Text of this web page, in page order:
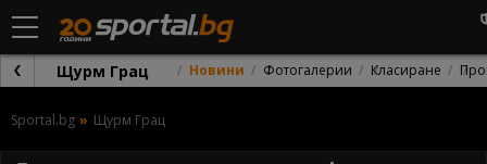
Щурм Грац Новини Фотогалерии Класиране
Sportal.bg Щурм Грац